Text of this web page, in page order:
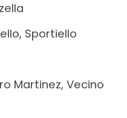
Sportiello
Martinez, Vecino